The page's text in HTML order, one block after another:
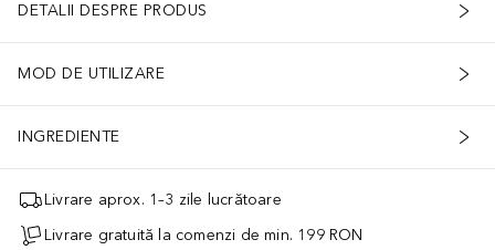
DETALII DESPRE PRODUS
MOD DE UTILIZARE
INGREDIENTE
Livrare aprox. 1–3 zile lucrătoare
Livrare gratuită la comenzi de min. 199 RON